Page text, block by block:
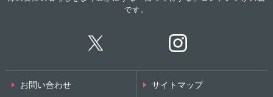
です。
お問い合わせ サイトマップ